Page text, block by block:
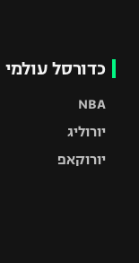
כדורסל עולמי
NBA
יורוליג
יורוקאפ